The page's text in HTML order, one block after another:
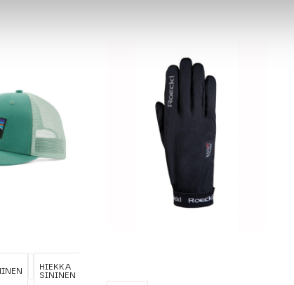
HIEKKA
SININEN